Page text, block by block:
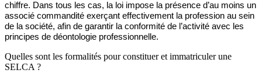
chiffre. Dans tous les cas, la loi impose la présence d’au moins un
associé commandité exerçant effectivement la profession au sein
de la société, afin de garantir la conformité de l’activité avec les
principes de déontologie professionnelle.
Quelles sont les formalités pour constituer et immatriculer une
SELCA ?